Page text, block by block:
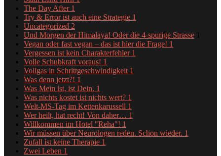
The Day After 1
Try & Error ist auch eine Strategie 1
Uncategorized 2
Und Morgen der Himalaya! Oder die 4-spurige Strasse 1
Vegan oder fast vegan – das ist hier die Frage! 1
Vergessen ist kein Charakterfehler 1
Volle Schubkraft voraus! 1
Vollgas in Schrittgeschwindigkeit 1
Was denn jetzt?! 1
Was Mein ist, ist Dein. 1
Was nichts kostet ist nichts wert? 1
Welt-MS-Tag im Kettenkarussell 1
Wer heilt, hat recht! Von daher… 1
Willkommen im Hotel "Reha"! 1
Wir müssen über Neurologen reden. Schon wieder. 1
Zufall ist keine Therapie 1
Zwei Leben 1